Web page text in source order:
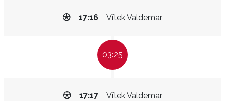
Vítek Valdemar
17:16
03:25
Vítek Valdemar
17:17